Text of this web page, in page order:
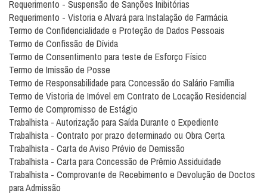
Requerimento - Suspensão de Sanções Inibitórias
Requerimento - Vistoria e Alvará para Instalação de Farmácia
Termo de Confidencialidade e Proteção de Dados Pessoais
Termo de Confissão de Dívida
Termo de Consentimento para teste de Esforço Físico
Termo de Imissão de Posse
Termo de Responsabilidade para Concessão do Salário Família
Termo de Vistoria de Imóvel em Contrato de Locação Residencial
Termo de Compromisso de Estágio
Trabalhista - Autorização para Saída Durante o Expediente
Trabalhista - Contrato por prazo determinado ou Obra Certa
Trabalhista - Carta de Aviso Prévio de Demissão
Trabalhista - Carta para Concessão de Prêmio Assiduidade
Trabalhista - Comprovante de Recebimento e Devolução de Doctos
para Admissão